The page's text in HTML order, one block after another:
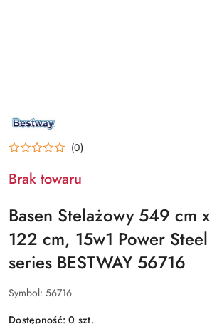
NAZWA
PRODUCENTA:
(0)
Brak towaru
Basen Stelażowy 549 cm
122 cm, 15w1 Power
series BESTWAY 56716
Symbol: 56716
Dostępność:0 szt.